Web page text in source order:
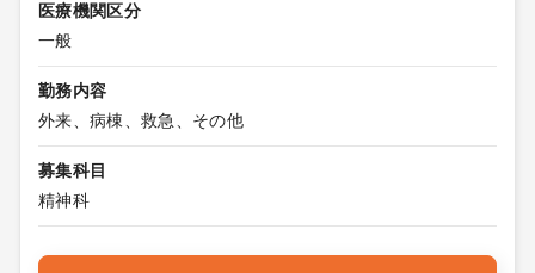
医療機関区分
一般
勤務内容
外来、病棟、救急、その他
募集科目
精神科